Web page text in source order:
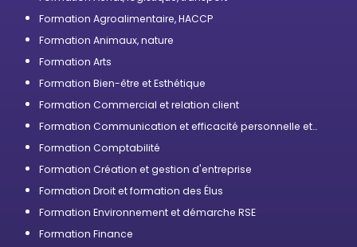
Formation Agroalimentaire, HACCP
Formation Animaux, nature
Formation Arts
Formation Bien-être et Esthétique
Formation Commercial et relation client
Formation Communication et efficacité personnelle et
Formation Comptabilité
Formation Création et gestion d'entreprise
Formation Droit et formation des Élus
Formation Environnement et démarche RSE
Formation Finance